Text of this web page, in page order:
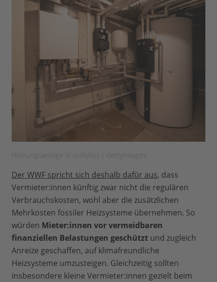
Der WWF spricht sich deshalb dafür aus, dass
Vermieter:innen künftig zwar nicht die regulären
Verbrauchskosten, wohl aber die zusätzlichen
Mehrkosten fossiler Heizsysteme übernehmen. So
würden Mieter:innen vor vermeidbaren
finanziellen Belastungen geschützt und zugleich
Anreize geschaffen, auf klimafreundliche
Heizsysteme umzusteigen. Gleichzeitig sollten
insbesondere kleine Vermieter:innen gezielt beim